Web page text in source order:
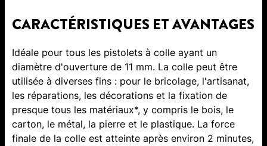
CARACTÉRISTIQUES ET AVANTAGES
Idéale pour tous les pistolets à colle ayant un
diamètre d'ouverture de 11 mm. La colle peut être
utilisée à diverses fins : pour le bricolage, l'artisanat,
les réparations, les décorations et la fixation de
presque tous les matériaux*, y compris le bois, le
carton, le métal, la pierre et le plastique. La force
finale de la colle est atteinte après environ 2 minutes,